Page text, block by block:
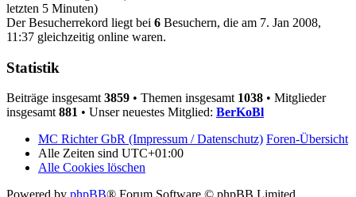
letzten 5 Minuten)
Der Besucherrekord liegt bei 6 Besuchern, die am 7. Jan 2008,
11:37 gleichzeitig online waren.
Statistik
Beiträge insgesamt 3859 • Themen insgesamt 1038 • Mitglieder
insgesamt 881 • Unser neuestes Mitglied: BerKoBl
MC Richter GbR (Impressum / Datenschutz) Foren-Übersicht
Alle Zeiten sind UTC+01:00
Alle Cookies löschen